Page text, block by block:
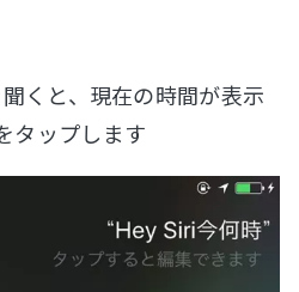
くと、現在の時間が表示
タップします